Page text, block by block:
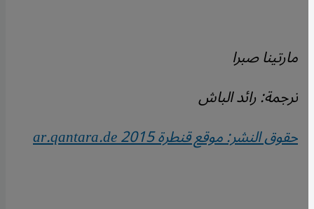
مارتينا صبرا
ترجمة: رائد الباش
حقوق النشر: موقع قنطرة 2015
ar.qantara.de